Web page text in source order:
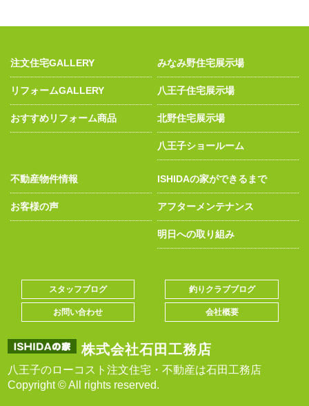
注文住宅GALLERY
リフォームGALLERY
おすすめリフォーム商品
みなみ野住宅展示場
八王子住宅展示場
北野住宅展示場
八王子ショールーム
不動産物件情報
お客様の声
ISHIDAの家ができるまで
アフターメンテナンス
明日への取り組み
株式会社石田工務店
八王子のローコスト注文住宅・不動産は石田工務店
Copyright © All rights reserved.
スタッフブログ 釣りクラブブログ
お問い合わせ 会社概要